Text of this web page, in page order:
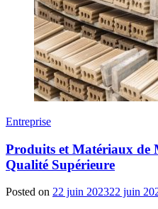
Entreprise
Produits et Matériaux de
Qualité Supérieure
Posted on 22 juin 202322 juin